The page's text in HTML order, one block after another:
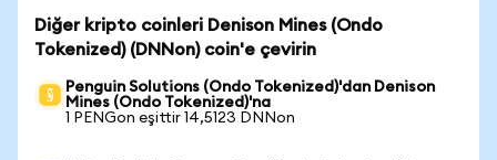
Diğer kripto coinleri Denison Mines (Ondo
Tokenized) (DNNon) coin'e çevirin
Penguin Solutions (Ondo Tokenized)'dan Denison
Mines (Ondo Tokenized)'na
1 PENGon eşittir 14,5123 DNNon